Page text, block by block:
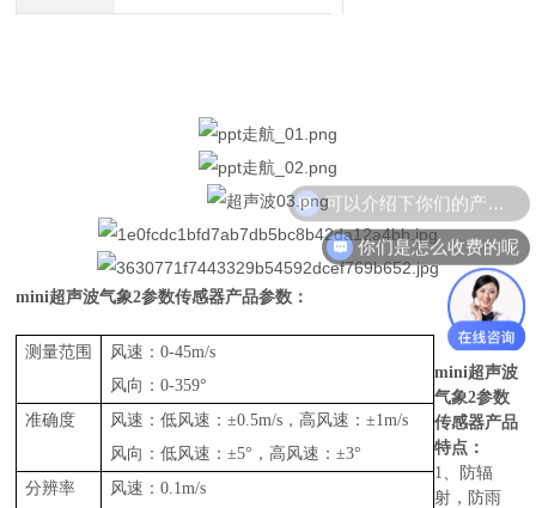
mini超声波气象2参数传感器产品参数：
测量范围 风速：0-45m/s
风向：0-359°
准确度
风速：低风速：±0.5m/s，高风速：±1m/s
风向：低风速：±5°，高风速：±3°
分辨率
风速：0.1m/s
mini超声波
气象2参数
传感器产品
特点：
1、防辐
射，防雨
可以介绍下你们的产品么
你们是怎么收费的呢